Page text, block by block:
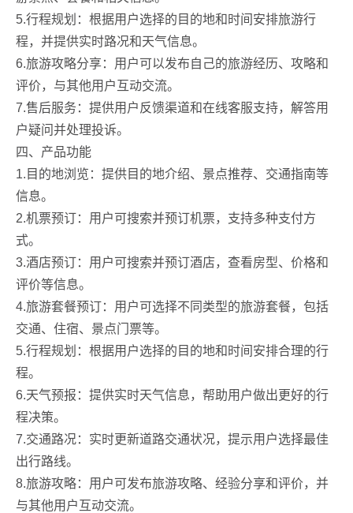
5.行程规划：根据用户选择的目的地和时间安排旅游行
程，并提供实时路况和天气信息。
6.旅游攻略分享：用户可以发布自己的旅游经历、攻略和
评价，与其他用户互动交流。
7.售后服务：提供用户反馈渠道和在线客服支持，解答用
户疑问并处理投诉。
四、产品功能
1.目的地浏览：提供目的地介绍、景点推荐、交通指南等
信息。
2.机票预订：用户可搜索并预订机票，支持多种支付方
式。
3.酒店预订：用户可搜索并预订酒店，查看房型、价格和
评价等信息。
4.旅游套餐预订：用户可选择不同类型的旅游套餐，包括
交通、住宿、景点门票等。
5.行程规划：根据用户选择的目的地和时间安排合理的行
程。
6.天气预报：提供实时天气信息，帮助用户做出更好的行
程决策。
7.交通路况：实时更新道路交通状况，提示用户选择最佳
出行路线。
8.旅游攻略：用户可发布旅游攻略、经验分享和评价，并
与其他用户互动交流。